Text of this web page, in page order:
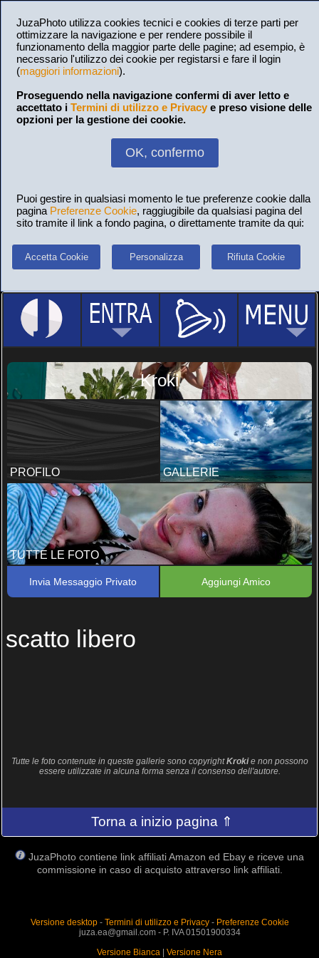
JuzaPhoto utilizza cookies tecnici e cookies di terze parti per
ottimizzare la navigazione e per rendere possibile il
funzionamento della maggior parte delle pagine; ad esempio, è
necessario l'utilizzo dei cookie per registarsi e fare il login
(maggiori informazioni).
Proseguendo nella navigazione confermi di aver letto e
accettato i Termini di utilizzo e Privacy e preso visione delle
opzioni per la gestione dei cookie.
OK, confermo
Puoi gestire in qualsiasi momento le tue preferenze cookie dalla
pagina Preferenze Cookie, raggiugibile da qualsiasi pagina del
sito tramite il link a fondo pagina, o direttamente tramite da qui:
Accetta Cookie Personalizza Rifiuta Cookie
Kroki
PROFILO GALLERIE
TUTTE LE FOTO
Invia Messaggio Privato Aggiungi Amico
scatto libero
Tutte le foto contenute in queste gallerie sono copyrightKrokie non possono
essere utilizzate in alcuna forma senza il consenso dell'autore.
Torna a inizio pagina ⇑
JuzaPhoto contiene link affiliati Amazon ed Ebay e riceve una
commissione in caso di acquisto attraverso link affiliati.
Versione desktop- Termini di utilizzo e Privacy- Preferenze Cookie
juza.ea@gmail.com - P. IVA 01501900334
Versione Bianca | Versione Nera